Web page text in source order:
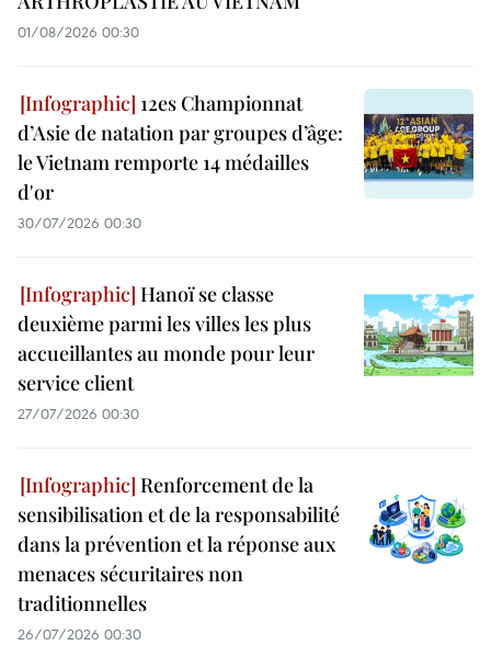
01/08/2026 00:30
12es Championnat
d’Asie de natation par groupes d’âge:
le Vietnam remporte 14 médailles
d'or
30/07/2026 00:30
Hanoï se classe
deuxième parmi les villes les plus
accueillantes au monde pour leur
service client
27/07/2026 00:30
Renforcement de la
sensibilisation et de la responsabilité
dans la prévention et la réponse aux
menaces sécuritaires non
traditionnelles
26/07/2026 00:30